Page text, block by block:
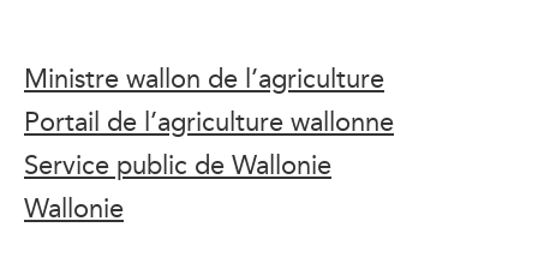
Ministre wallon de l’agriculture
Portail de l’agriculture wallonne
Service public de Wallonie
Wallonie